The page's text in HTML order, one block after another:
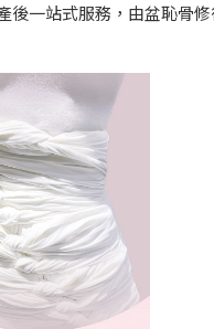
一站式服務，由盆恥骨